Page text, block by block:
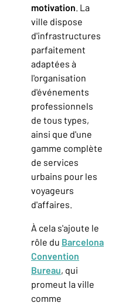
motivation. La
ville dispose
d'infrastructures
parfaitement
adaptées à
l'organisation
d'événements
professionnels
de tous types,
ainsi que d'une
gamme complète
de services
urbains pour les
voyageurs
d'affaires.
À cela s'ajoute le
rôle du Barcelona
Convention
Bureau, qui
promeut la ville
comme